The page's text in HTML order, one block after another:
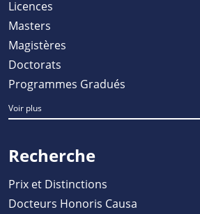
Licences
Masters
Magistères
Doctorats
Programmes Gradués
Voir plus
Recherche
Prix et Distinctions
Docteurs Honoris Causa